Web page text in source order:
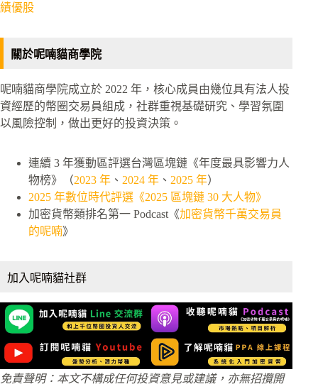
績優股
關於呢喃貓商學院
呢喃貓商學院成立於 2022 年，核心成員由幾位具有法人投
資經歷的幣圈交易員組成，社群重視基礎研究、學習氛圍
以風險控制，做出更好的投資決策。
連續 3 年獲動區評選台灣區塊鏈《年度最具影響力人
物榜》（2023 年 、 2024 年 、 2025 年）
2025 年數位時代評選《2025 區塊鏈 30 大人物》
加密貨幣類排名第一 Podcast《加密貨幣千萬交易員
的呢喃》
加入呢喃貓社群
免責聲明：本文不構成任何投資意見或建議，亦無招攬開